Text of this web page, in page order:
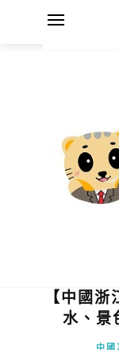
【中國
水、景
中國